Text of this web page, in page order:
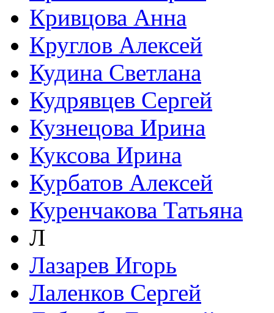
Кривцова Анна
Круглов Алексей
Кудина Светлана
Кудрявцев Сергей
Кузнецова Ирина
Куксова Ирина
Курбатов Алексей
Куренчакова Татьяна
Л
Лазарев Игорь
Лаленков Сергей